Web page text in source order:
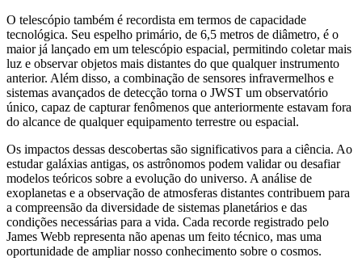
O telescópio também é recordista em termos de capacidade
tecnológica. Seu espelho primário, de 6,5 metros de diâmetro, é o
maior já lançado em um telescópio espacial, permitindo coletar mais
luz e observar objetos mais distantes do que qualquer instrumento
anterior. Além disso, a combinação de sensores infravermelhos e
sistemas avançados de detecção torna o JWST um observatório
único, capaz de capturar fenômenos que anteriormente estavam fora
do alcance de qualquer equipamento terrestre ou espacial.
Os impactos dessas descobertas são significativos para a ciência. Ao
estudar galáxias antigas, os astrônomos podem validar ou desafiar
modelos teóricos sobre a evolução do universo. A análise de
exoplanetas e a observação de atmosferas distantes contribuem para
a compreensão da diversidade de sistemas planetários e das
condições necessárias para a vida. Cada recorde registrado pelo
James Webb representa não apenas um feito técnico, mas uma
oportunidade de ampliar nosso conhecimento sobre o cosmos.